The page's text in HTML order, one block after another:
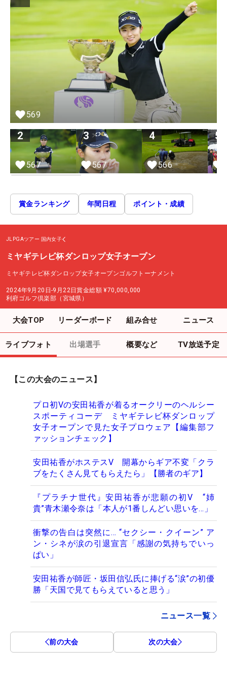
569
2
567
3
567
4
566
5
賞金ランキング 年間日程 ポイント・成績
JLPGAツアー 国内女子
ミヤギテレビ杯ダンロップ女子オープン
ミヤギテレビ杯ダンロップ女子オープンゴルフトーナメント
2024年9月20日-9月22日賞金総額 ¥70,000,000
利府ゴルフ倶楽部（宮城県）
大会TOP リーダーボード 組み合せ ニュース
ライブフォト 出場選手 概要など TV放送予定
【この大会のニュース】
プロ初Vの安田祐香が着るオークリーのヘルシー
スポーティコーデ ミヤギテレビ杯ダンロップ
女子オープンで見た女子プロウェア【編集部フ
ァッションチェック】
安田祐香がホステスV 開幕からギア不変「クラ
ブをたくさん見てもらえたら」【勝者のギア】
『プラチナ世代』安田祐香が悲願の初V “姉
貴”青木瀬令奈は「本人が1番しんどい思いを…」
衝撃の告白は突然に… “セクシー・クイーン” ア
ン・シネが涙の引退宣言「感謝の気持ちでいっ
ぱい」
安田祐香が師匠・坂田信弘氏に捧げる“涙”の初優
勝「天国で見てもらえていると思う」
ニュース一覧
前の大会 次の大会